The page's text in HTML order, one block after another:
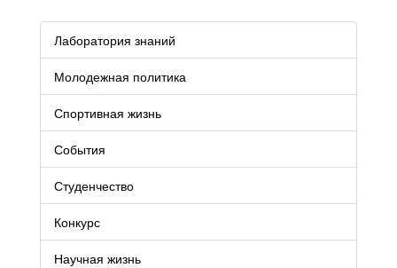
Лаборатория знаний
Молодежная политика
Спортивная жизнь
События
Студенчество
Конкурс
Научная жизнь